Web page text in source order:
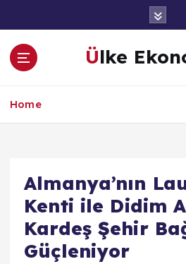
a
Ülke
Home
Almanya’nın
Kenti ile Didim
Kardeş Şehir
Güçleniyor